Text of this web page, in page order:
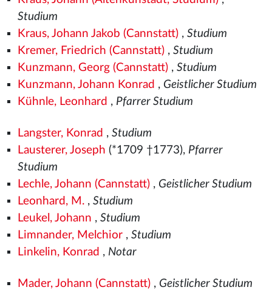
Studium
Kraus, Johann Jakob (Cannstatt), Studium
Kremer, Friedrich (Cannstatt), Studium
Kunzmann, Georg (Cannstatt), Studium
Kunzmann, Johann Konrad , Geistlicher Studium
Kühnle, Leonhard , Pfarrer Studium
Langster, Konrad , Studium
Lausterer, Joseph (*1709 †1773), Pfarrer
Studium
Lechle, Johann (Cannstatt), Geistlicher Studium
Leonhard, M., Studium
Leukel, Johann , Studium
Limnander, Melchior, Studium
Linkelin, Konrad , Notar
Mader, Johann (Cannstatt), Geistlicher Studium